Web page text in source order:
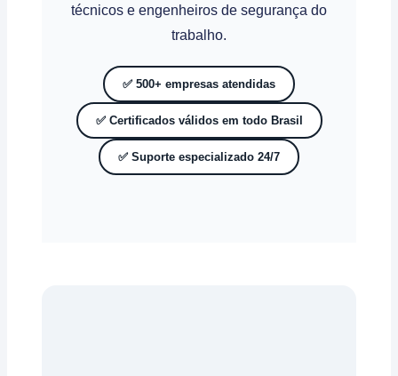
técnicos e engenheiros de segurança do
trabalho.
✅ 500+ empresas atendidas
✅ Certificados válidos em todo Brasil
✅ Suporte especializado 24/7